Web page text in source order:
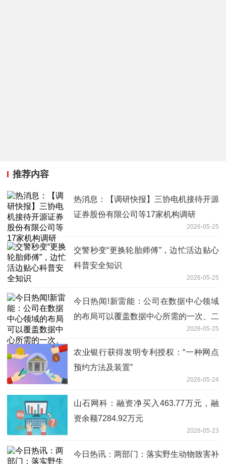
推荐内容
热消息：【调研快报】三协电机接待开源
证券股份有限公司等17家机构调研
2026-05-25
交警秒变“更换轮胎师傅”，边忙活边贴心
科普安全知识
2026-05-25
今日热闻!新雷能：公司在数据中心领域
的布局可以覆盖数据中心所需的一次、二
2026-05-25
农业银行获得发明专利授权：“一种网点
预约方法及装置”
2026-05-24
山石网科：融资净买入463.77万元，融
资余额7284.92万元
2026-05-23
今日热讯：两部门：落实野生动物致害补